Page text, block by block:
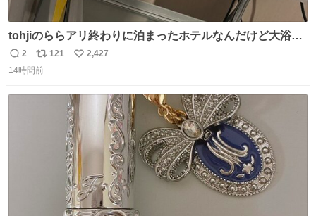
tohjiのららアリ終わりに泊まったホテルなんだけど大浴場
にアイス置いてあって バニラがこれだった 粋な計らいあり
がとう
返
信
2
リ
ポ
121
い
数
2,427
14時間前